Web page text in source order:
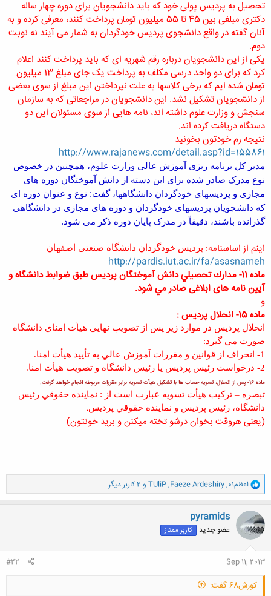
تحصیل به پردیس پولی خود که باید دانشجویان برای دوره چهار ساله
دکتری مبلغی بین 45 تا 55 میلیون تومان پرداخت کنند، معرفی کرده و به
آنان گفته در واقع دانشجوی پردیس خودگردان به شمار می آیند نه نوبت
دوم.
یکی از این دانشجویان درباره رقم شهریه ای که باید پرداخت کنند اعلام
کرد که برای دو واحد درسی مکلف به پرداخت یک جای مبلغ 13 میلیون
تومان شده ایم که برخی کلاسها به علت نپرداختن این مبلغ از سوی بعضی
از دانشجویان تشکیل نشد. این دانشجویان در مراجعاتی که به سازمان
سنجش و وزارت علوم داشته اند، نامه هایی از سوی مسئولان این دو
دستگاه دریافت کرده اند.
نتیجه رم خودتون بخونید
http://www.rajanews.com/detail.asp?id=155861
مدیر کل برنامه ریزی آموزش عالی وزارت علوم، همچنین در خصوص
نوع مدرک صادر شده برای این دسته از دانش آموختگان دوره های
مجازی و پردیسهای خودگردان دانشگاهها، گفت: نوع و عنوان دوره ای
که دانشجویان پردیسهای خودگردان و دوره های مجازی در دانشگاهی
گذرانده باشند، دقیقاً در مدرک پایان دوره ذکر می شود.
اینم از اساسنامه: پرديس خودگردان دانشگاه صنعتی اصفهان
http://pardis.iut.ac.ir/fa/asasnameh
ماده 11- مدارك تحصيلي دانش آموختگان پرديس طبق ضوابط دانشگاه و
آیین نامه های ابلاغی صادر مي شود.
و
ماده 15- انحلال پرديس :
انحلال پرديس در موارد زير پس از تصويب نهايي هيأت امناي دانشگاه
صورت مي گيرد:
1- انحراف از قوانين و مقررات آموزش عالي به تأييد هيأت امنا.
2- درخواست رئيس پرديس يا رئيس دانشگاه و تصويب هيأت امنا.
ماده 16- پس از انحلال، تسويه حساب ها با تشكيل هيأت تسويه برابر مقررات مربوطه انجام خواهد گرفت.
تبصره – تركيب هيأت تسويه عبارت است از : نماينده حقوقي رئیس
دانشگاه، رئيس پرديس و نماينده حقوقي پرديس.
(یعنی هروقت بخوان درشو تخته میکنن و برید خونتون)
و
ا
ک
ن
ش
ه
ا
اعظم01 ,
Faeze Ardeshiry
,
TUliP و 2 کاربر دیگر
pyramids
عضو جدید کاربر ممتاز
Sep 11, 2013
#22
کورش68 گفت: